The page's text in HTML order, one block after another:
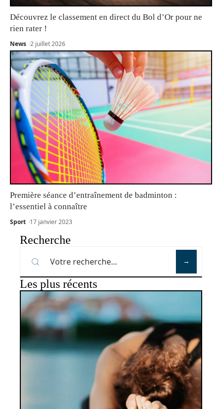
Découvrez le classement en direct du Bol d’Or pour ne
rien rater !
News 2 juillet 2026
Première séance d’entraînement de badminton :
l’essentiel à connaître
Sport 17 janvier 2023
Recherche
Les plus récents